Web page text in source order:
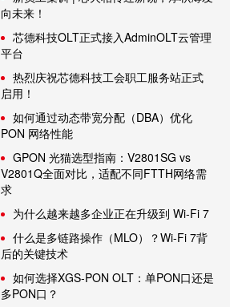
向未来！
芯德科技OLT正式接入AdminOLT云管理
平台
热烈庆祝芯德科技工会职工服务站正式
启用！
如何通过动态带宽分配（DBA）优化
PON 网络性能
GPON 光猫选型指南：V2801SG vs
V2801Q全面对比，适配不同FTTH网络需
求
为什么越来越多企业正在升级到 Wi-Fi 7
什么是多链路操作（MLO）？Wi-Fi 7背
后的关键技术
如何选择XGS-PON OLT：单PON口还是
多PON口？